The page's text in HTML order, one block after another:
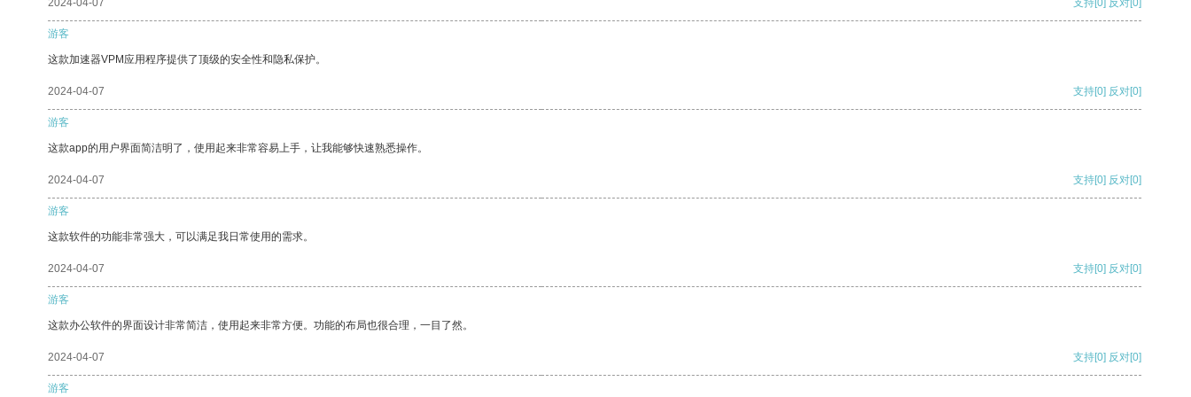
2024-04-07 支持 [0] 反对 [0]
游客
这款加速器VPM应用程序提供了顶级的安全性和隐私保护。
2024-04-07 支持[0] 反对[0]
游客
这款app的用户界面简洁明了，使用起来非常容易上手，让我能够快速熟悉操作。
2024-04-07 支持[0] 反对[0]
游客
这款软件的功能非常强大，可以满足我日常使用的需求。
2024-04-07 支持[0] 反对[0]
游客
这款办公软件的界面设计非常简洁，使用起来非常方便。功能的布局也很合理，一目了然。
2024-04-07 支持[0] 反对[0]
游客